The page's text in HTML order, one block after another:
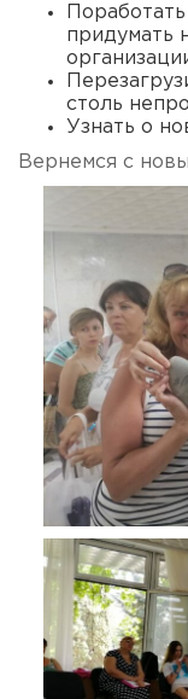
придумать
столь
Узнать о
Вернемся с